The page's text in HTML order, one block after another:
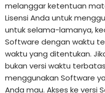
melanggar ketentuan
Lisensi Anda untuk
untuk selama-lamanya,
Software dengan waktu
waktu yang ditentukan.
bukan versi waktu
menggunakan Software
Anda mau. Akses ke versi